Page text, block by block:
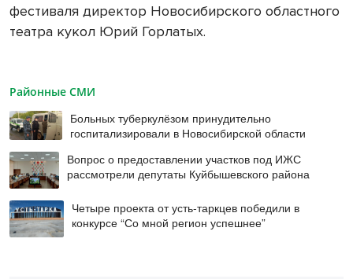
фестиваля директор Новосибирского областного
театра кукол Юрий Горлатых.
Районные СМИ
Больных туберкулёзом принудительно
госпитализировали в Новосибирской области
Вопрос о предоставлении участков под ИЖС
рассмотрели депутаты Куйбышевского района
Четыре проекта от усть-таркцев победили в
конкурсе “Со мной регион успешнее”